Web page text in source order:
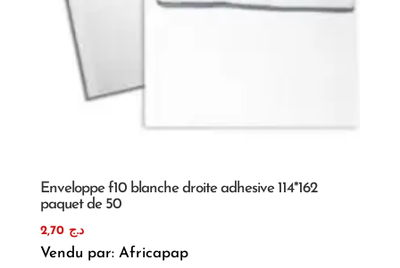
Enveloppe f10 blanche droite adhesive 114*162
paquet de 50
د.ج 2,70
Vendu par: Africapap